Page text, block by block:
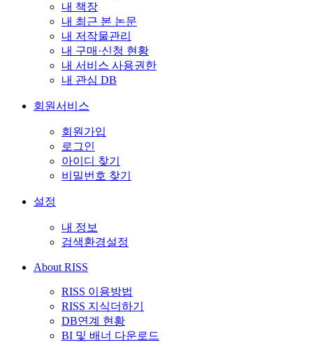
내 책장
내 최근 본 논문
내 저작물관리
내 구매·신청 현황
내 서비스 사용권한
내 관심 DB
회원서비스
회원가입
로그인
아이디 찾기
비밀번호 찾기
설정
내 정보
검색환경설정
About RISS
RISS 이용방법
RISS 지식더하기
DB연계 현황
BI 및 배너 다운로드